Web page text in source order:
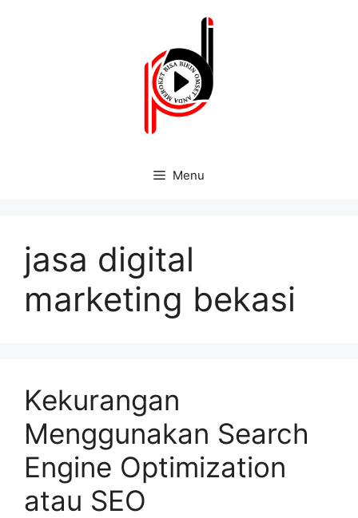
Menu
jasa digital
marketing bekasi
Kekurangan
Menggunakan Search
Engine Optimization
atau SEO